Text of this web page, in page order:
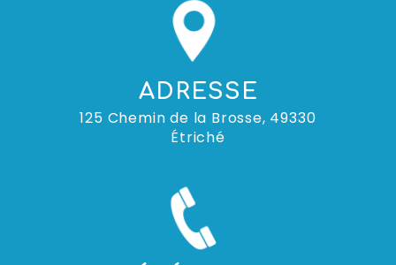
ADRESSE
125 Chemin de la Brosse, 49330
Étriché